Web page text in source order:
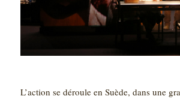
L’action se déroule en Suède, dans une